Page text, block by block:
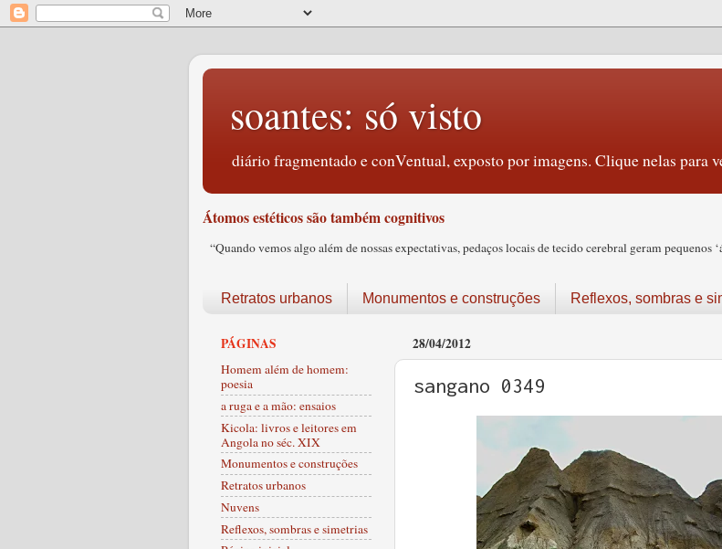
soantes: só visto
diário fragmentado e conVentual, exposto por imagens. Clique nelas para
Átomos estéticos são também cognitivos
“Quando vemos algo além de nossas expectativas, pedaços locais de tecido cerebral geram pequenos
Retratos urbanos Monumentos e construções Reflexos, sombras e
28/04/2012
sangano 0349
PÁGINAS
Homem além de homem:
poesia
a ruga e a mão: ensaios
Kicola: livros e leitores em
Angola no séc. XIX
Monumentos e construções
Retratos urbanos
Nuvens
Reflexos, sombras e simetrias